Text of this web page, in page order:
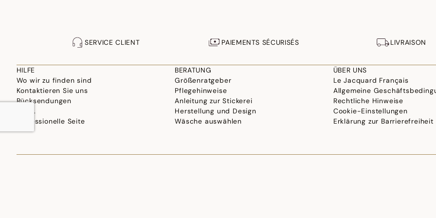
SERVICE CLIENT PAIEMENTS SÉCURISÉS LIVRAISON
HILFE
Wo wir zu finden sind
Kontaktieren Sie uns
Rücksendungen
F.A.Q.
Professionelle Seite
BERATUNG
Größenratgeber
Pflegehinweise
Anleitung zur Stickerei
Herstellung und Design
Wäsche auswählen
ÜBER UNS
Le Jacquard Français
Allgemeine
Rechtliche Hinweise
Cookie-Einstellungen
Erklärung zur Barrierefreiheit